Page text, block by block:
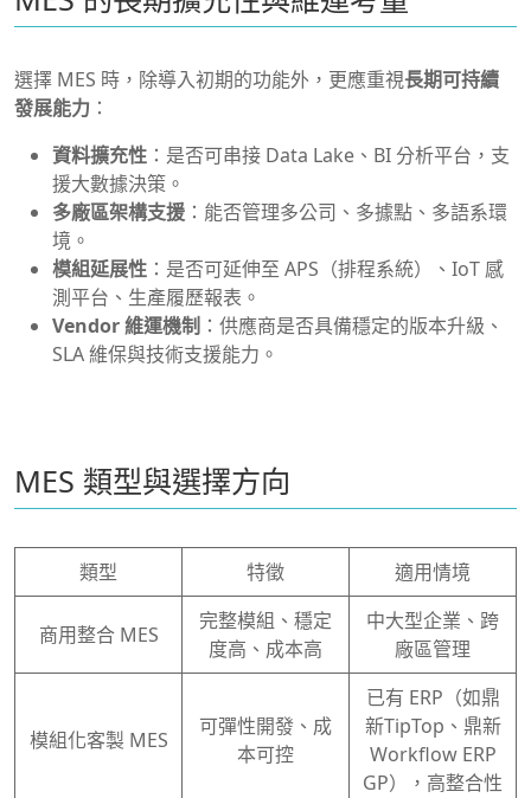
選擇 MES 時，除導入初期的功能外，更應重視長期可持續
發展能力 ：
資料擴充性 ：是否可串接 Data Lake、BI 分析平台，支
援大數據決策。
多廠區架構支援 ：能否管理多公司、多據點、多語系環
境。
模組延展性 ：是否可延伸至 APS（排程系統）、IoT 感
測平台、生產履歷報表。
Vendor 維運機制 ：供應商是否具備穩定的版本升級、
SLA 維保與技術支援能力。
MES 類型與選擇方向
類型 特徵 適用情境
商用整合 MES
完整模組、穩定
度高、成本高
中大型企業、跨
廠區管理
模組化客製 MES
可彈性開發、成
本可控
已有 ERP（如鼎
新TipTop、鼎新
Workflow ERP
GP），高整合性